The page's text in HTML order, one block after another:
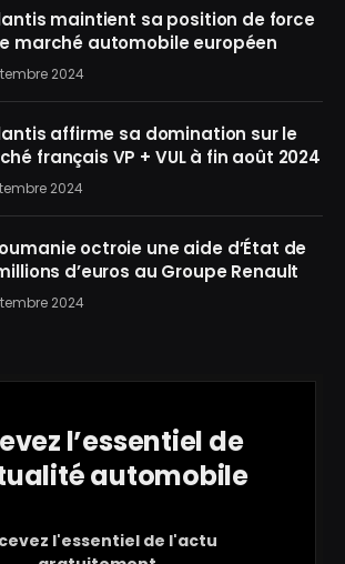
maintient sa position de force
marché automobile européen
2024
affirme sa domination sur le
français VP + VUL à fin août 2024
2024
octroie une aide d’État de
d’euros au Groupe Renault
2024
l’essentiel de
automobile
l'essentiel de l'actu